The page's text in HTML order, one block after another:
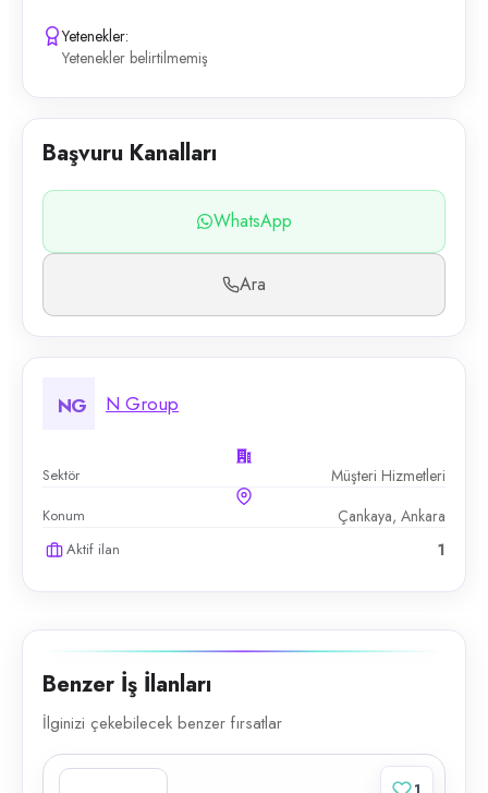
Yetenekler:
Yetenekler belirtilmemiş
Başvuru Kanalları
WhatsApp
Ara
NG N Group
Sektör Müşteri Hizmetleri
Konum Çankaya, Ankara
Aktif ilan 1
Benzer İş İlanları
İlginizi çekebilecek benzer fırsatlar